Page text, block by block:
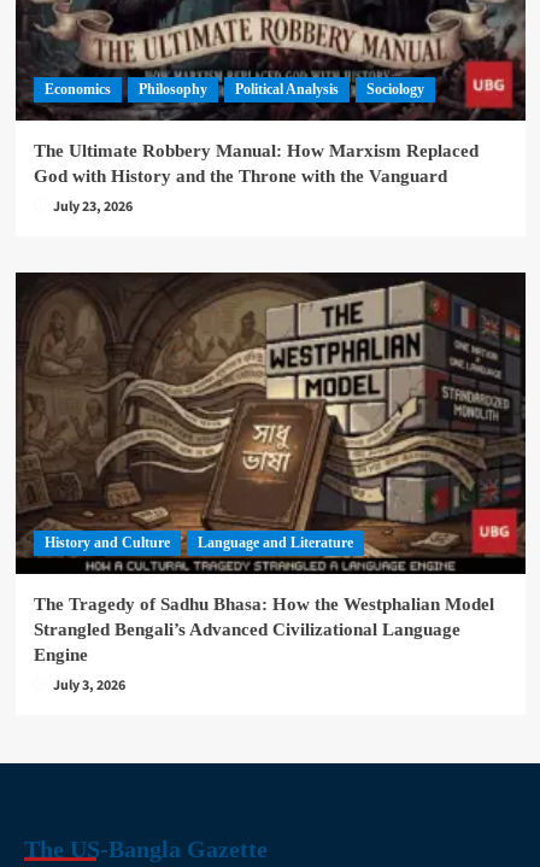
Economics Philosophy Political Analysis Sociology
The Ultimate Robbery Manual: How Marxism Replaced
God with History and the Throne with the Vanguard
July 23, 2026
History and Culture Language and Literature
The Tragedy of Sadhu Bhasa: How the Westphalian Model
Strangled Bengali’s Advanced Civilizational Language
Engine
July 3, 2026
The US-Bangla Gazette